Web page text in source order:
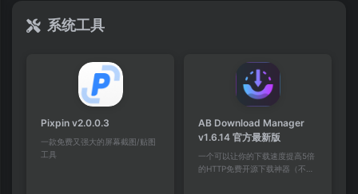
系统工具
Pixpin v2.0.0.3
一款免费又强大的屏幕截图/贴图
工具
AB Download Manager
v1.6.14 官方最新版
一个可以让你的下载速度提高5倍
的HTTP免费开源下载神器（不支